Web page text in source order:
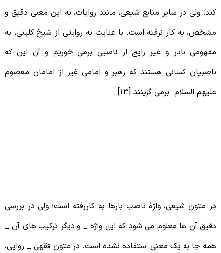
ولی در سایر منابع شیعی، مانند روایات، به این معنی دقیق و
به کار نرفته است. با عنایت به روایتی از شیخ کلینی، به
نادر و غیر رایج از ناصبی برمی خوریم و آن این که
کسانی هستند که رهبر و امامی غیر از امامان معصوم
السلام برمی گزینند.[13]
متون شیعی، واژۀ ناصب بارها به کاررفته است؛ ولی در بررسی
آن ها معلوم می شود که این واژه _ و دیگر ترکیب های آن _
جا به یک معنی استفاده نشده است. در متون فقهی _ روایی،